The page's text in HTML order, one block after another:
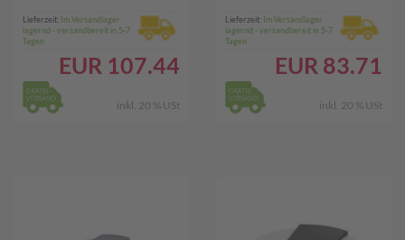
Lieferzeit: Im Versandlager
lagernd - versandbereit in 5-7
Tagen
EUR 107.44
inkl. 20 % USt
Lieferzeit: Im Versandlager
lagernd - versandbereit in 5-7
Tagen
EUR 83.71
inkl. 20 % USt